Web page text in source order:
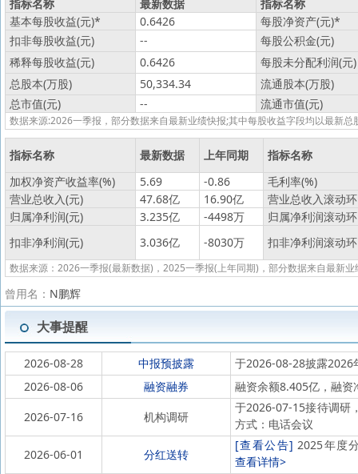
指标名称 最新数据
指标名称
基本每股收益(元)* 0.6426 每股净资产(元)*
扣非每股收益(元)
--
每股公积金(元)
稀释每股收益(元)
0.6426
每股未分配利润(元)
总股本(万股)
50,334.34
流通股本(万股)
总市值(元)
-- 流通市值(元)
数据来源:2026一季报，部分数据来自最新业绩快报;其中每股收益字段均以最新
指标名称 最新数据 上年同期
指标名称
加权净资产收益率(%)
5.69 -0.86
毛利率(%)
营业总收入(元)
47.68亿 16.90亿
营业总收入滚动
归属净利润(元)
3.235亿 -4498万
归属净利润滚动
扣非净利润(元)
3.036亿 -8030万 扣非净利润滚动
数据来源：2026一季报(最新数据)，2025一季报(上年同期)，部分数据来自最新业
曾用名： N鹏辉
大事提醒
2026-08-28 中报预披露
于2026-08-28披露2026
2026-08-06
融资融券
融资余额8.405亿，融资
2026-07-16
机构调研
于2026-07-15接待调研
方式：电话会议
2026-06-01
分红送转
[查看公告] 2025年度
查看详情>